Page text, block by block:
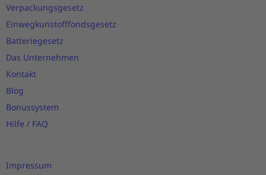
Verpackungsgesetz
Einwegkunstofffondsgesetz
Batteriegesetz
Das Unternehmen
Kontakt
Blog
Bonussystem
Hilfe / FAQ
Impressum